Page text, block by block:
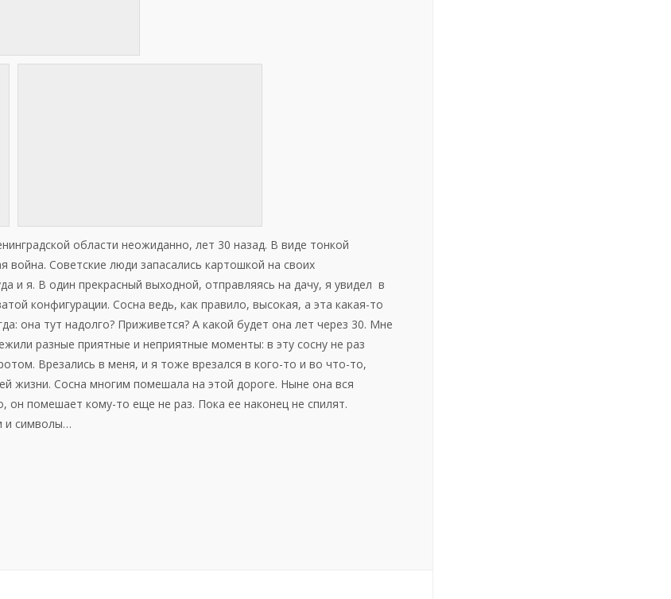
области неожиданно, лет 30 назад. В виде тонкой
Советские люди запасались картошкой на своих
и я. В один прекрасный выходной, отправляясь на дачу, я увидел в
конфигурации. Сосна ведь, как правило, высокая, а эта какая-то
она тут надолго? Приживется? А какой будет она лет через 30. Мне
разные приятные и неприятные моменты: в эту сосну не раз
Врезались в меня, и я тоже врезался в кого-то и во что-то,
жизни. Сосна многим помешала на этой дороге. Ныне она вся
помешает кому-то еще не раз. Пока ее наконец не спилят.
и символы…